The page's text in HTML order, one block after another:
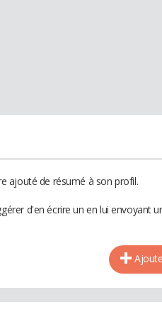
ajouté de résumé à son profil.
d'en écrire un en lui envoyant